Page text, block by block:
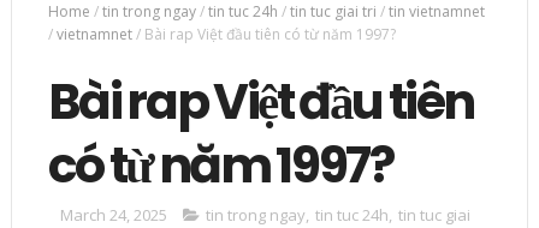
Home /tin trong ngay/tin tuc 24h /tin tuc giai tri /tin vietnamnet
/vietnamnet/ Bài rap Việt đầu tiên có từ năm 1997?
Bài rap Việt đầu tiên
có từ năm 1997?
March 24, 2025 tin trong ngay, tin tuc 24h, tin tuc giai